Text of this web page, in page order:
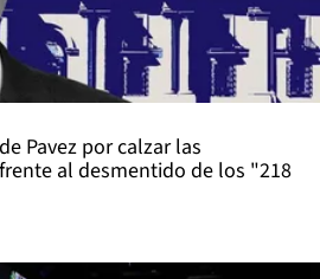
Pavez por calzar las
al desmentido de los "218